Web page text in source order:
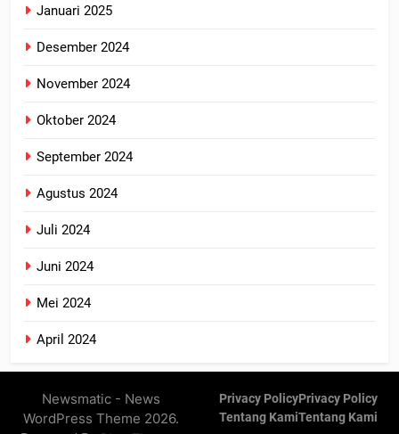
Januari 2025
Desember 2024
November 2024
Oktober 2024
September 2024
Agustus 2024
Juli 2024
Juni 2024
Mei 2024
April 2024
Newsmatic - News
WordPress Theme 2026.
Privacy PolicyPrivacy Policy
Tentang KamiTentang Kami